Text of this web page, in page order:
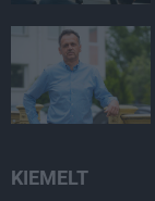
KIEMELT